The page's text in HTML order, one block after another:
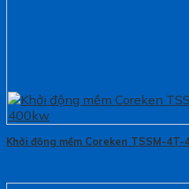
Khởi động mềm Coreken TSSM-